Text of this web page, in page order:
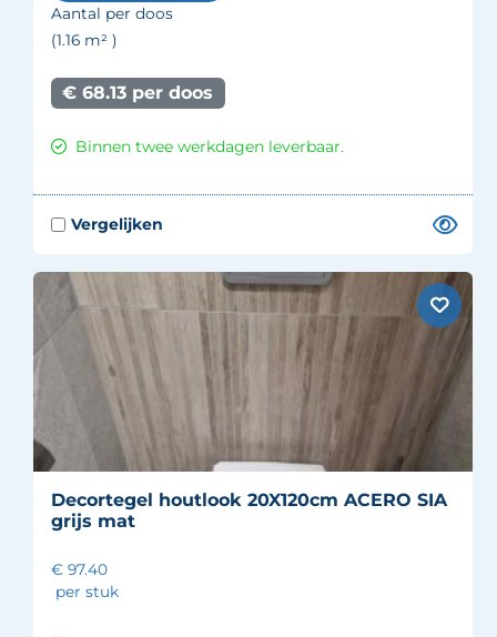
Aantal per doos
(1.16 m² )
€ 68.13 per doos
Binnen twee werkdagen leverbaar.
Decortegel houtlook 20X120cm ACERO SIA
grijs mat
€ 97.40
per stuk